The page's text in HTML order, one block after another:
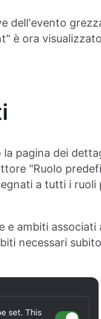
dell'evento
è ora
pagina dei
"Ruolo
a tutti i ruoli
e ambiti associati
necessari